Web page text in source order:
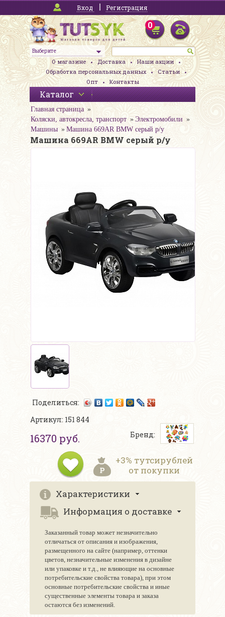
Вход Регистрация
Выберите
0
О магазине Доставка
Наши акции
Обработка персональных данных
Статьи
Опт
Контакты
Каталог
Главная страница
Коляски, автокресла, транспорт
Электромобили
Машины
Машина 669AR BMW серый р/у
Машина 669AR BMW серый р/у
Поделиться:
Артикул: 151 844
16370 руб. Бренд:
+3% тутсирублей
от покупки
Характеристики
Информация о доставке
Заказанный товар может незначительно
отличаться от описания и изображения,
размещенного на сайте (например, оттенки
цветов, незначительные изменения в дизайне
или упаковке и т.д., не влияющие на основные
потребительские свойства товара), при этом
основные потребительские свойства и иные
существенные элементы товара и заказа
остаются без изменений.